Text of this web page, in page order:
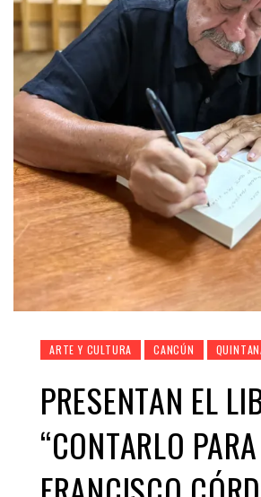
ARTE Y CULTURA CANCÚN
PRESENTAN EL
“CONTARLO